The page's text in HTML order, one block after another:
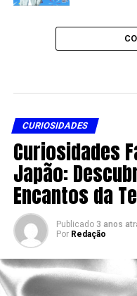
CURIOSIDADES
Curiosidades
Japão:
Encantos da
Publicado 3 anos
Por Redação